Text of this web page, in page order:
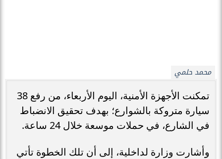
محمد حلمي
تمكنت الأجهزة الأمنية، اليوم الأربعاء، من رفع 38
سيارة متروكة بالشوارع؛ بهدف تحقيق الانضباط
في الشارع، في حملات موسعة خلال 24 ساعة.
وأشارت وزارة لداخلية، إلى أن تلك الخطوة تأتي